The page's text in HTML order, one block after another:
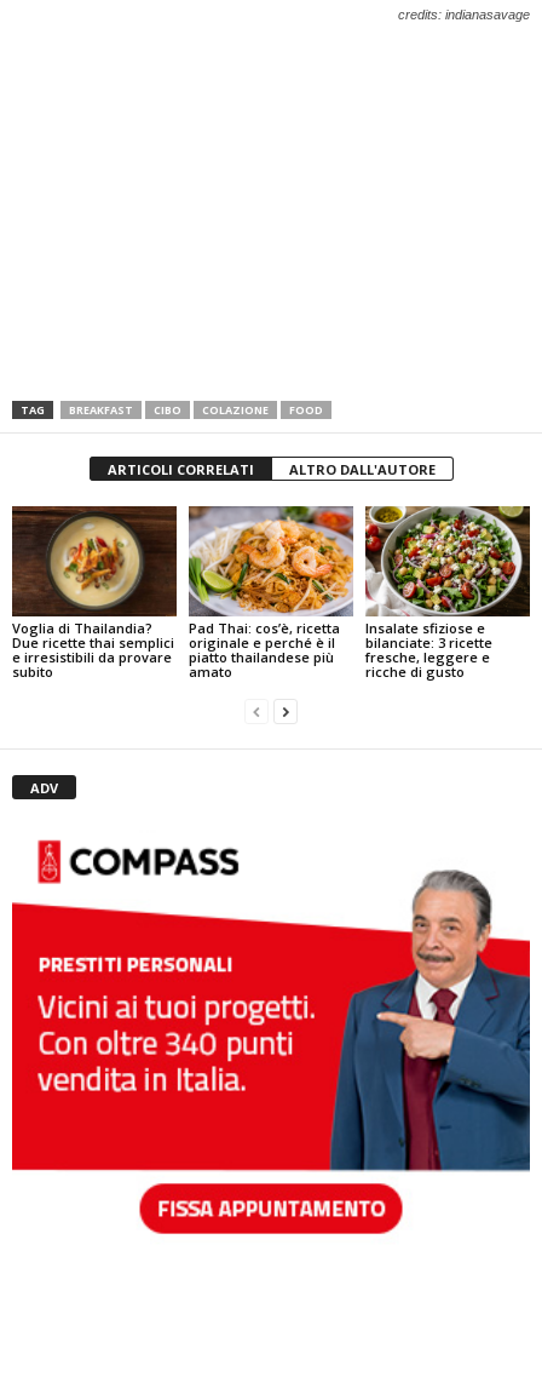
credits: indianasavage
TAG BREAKFAST CIBO COLAZIONE FOOD
ARTICOLI CORRELATI ALTRO DALL'AUTORE
Voglia di Thailandia?
Due ricette thai semplici
e irresistibili da provare
subito
Pad Thai: cos’è, ricetta
originale e perché è il
piatto thailandese più
amato
Insalate sfiziose e
bilanciate: 3 ricette
fresche, leggere e
ricche di gusto
ADV